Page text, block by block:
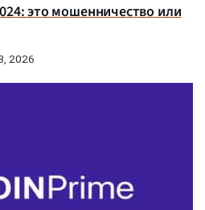
это мошенничество или
2026